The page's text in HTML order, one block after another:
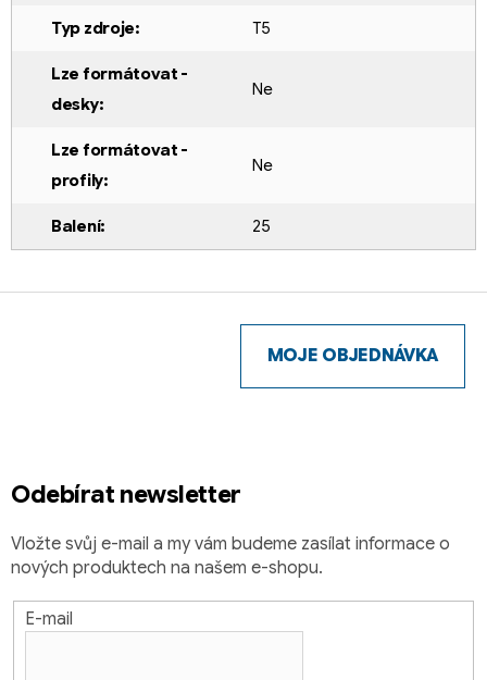
Typ zdroje: T5
Lze formátovat -
desky:
Ne
Lze formátovat -
profily:
Ne
Balení: 25
Odebírat newsletter
Vložte svůj e-mail a my vám budeme zasílat informace o
nových produktech na našem e-shopu.
E-mail
MOJE OBJEDNÁVKA